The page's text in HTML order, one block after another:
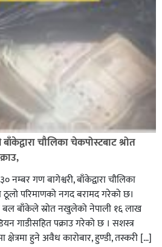
चौलिका चेकपोस्टबाट श्रोत
नम्बर गण बागेश्वरी, बाँकेद्वारा चौलिका
परिमाणको नगद बरामद गरेको छ।
बल बाँकेले स्रोत नखुलेको नेपाली १६ लाख
गाडीसहित पक्राउ गरेको छ । सशस्त्र
क्षेत्रमा हुने अवैध कारोबार, हुण्डी, तस्करी […]